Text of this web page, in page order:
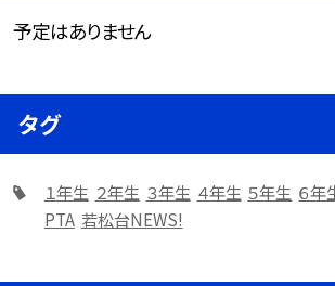
予定はありません
タグ
１年生 ２年生 ３年生 ４年生 ５年生 ６年
PTA 若松台NEWS!